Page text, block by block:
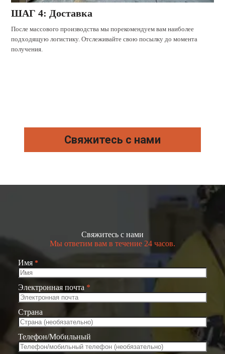
ШАГ 4: Доставка
После массового производства мы порекомендуем вам наиболее
подходящую логистику. Отслеживайте свою посылку до момента
получения.
Свяжитесь с нами
Свяжитесь с нами
Мы ответим вам в течение 24 часов.
Имя *
Электронная почта *
Страна
Телефон/Мобильный